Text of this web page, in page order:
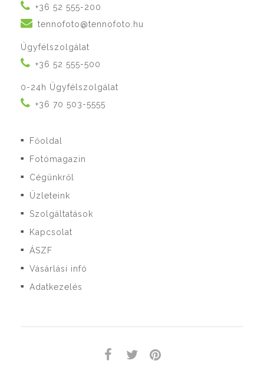
+36 52 555-200
tennofoto@tennofoto.hu
Ügyfélszolgálat
+36 52 555-500
0-24h Ügyfélszolgálat
+36 70 503-5555
■ Főoldal
■ Fotómagazin
■ Cégünkről
■ Üzleteink
■ Szolgáltatások
■ Kapcsolat
■ ÁSZF
■ Vásárlási infó
■ Adatkezelés